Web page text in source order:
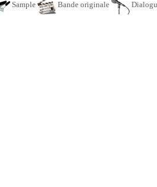
Sample Bande originale